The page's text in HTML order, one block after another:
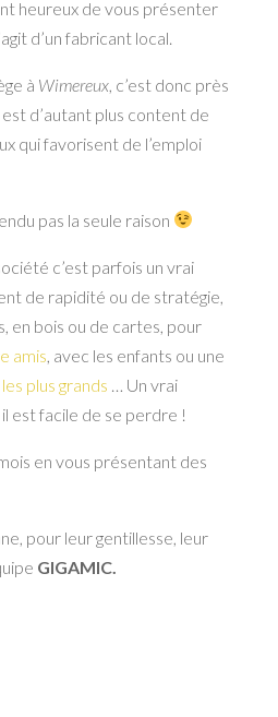
heureux de vous présenter
d’un fabricant local.
à Wimereux, c’est donc près
d’autant plus content de
qui favorisent de l’emploi
pas la seule raison
c’est parfois un vrai
de rapidité ou de stratégie,
en bois ou de cartes, pour
amis , avec les enfants ou une
plus grands … Un vrai
est facile de se perdre !
en vous présentant des
pour leur gentillesse, leur
GIGAMIC.